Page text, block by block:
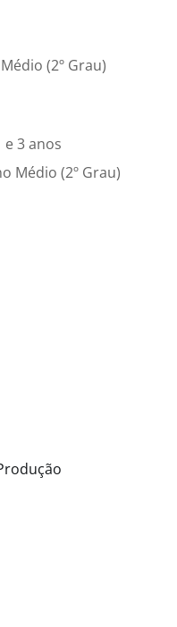
de R$ 1.68 por
desc de R$0,50/mês;
DE INTERVALO
(2º Grau)
e 3 anos
Médio (2º Grau)